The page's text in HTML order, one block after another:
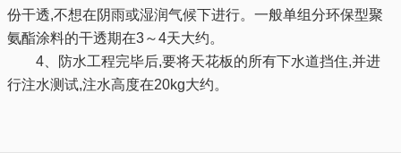
份干透,不想在阴雨或湿润气候下进行。一般单组分环保型聚
氨酯涂料的干透期在3～4天大约。
4、防水工程完毕后,要将天花板的所有下水道挡住,并进
行注水测试,注水高度在20kg大约。